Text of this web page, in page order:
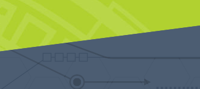
Videos
Kontakt